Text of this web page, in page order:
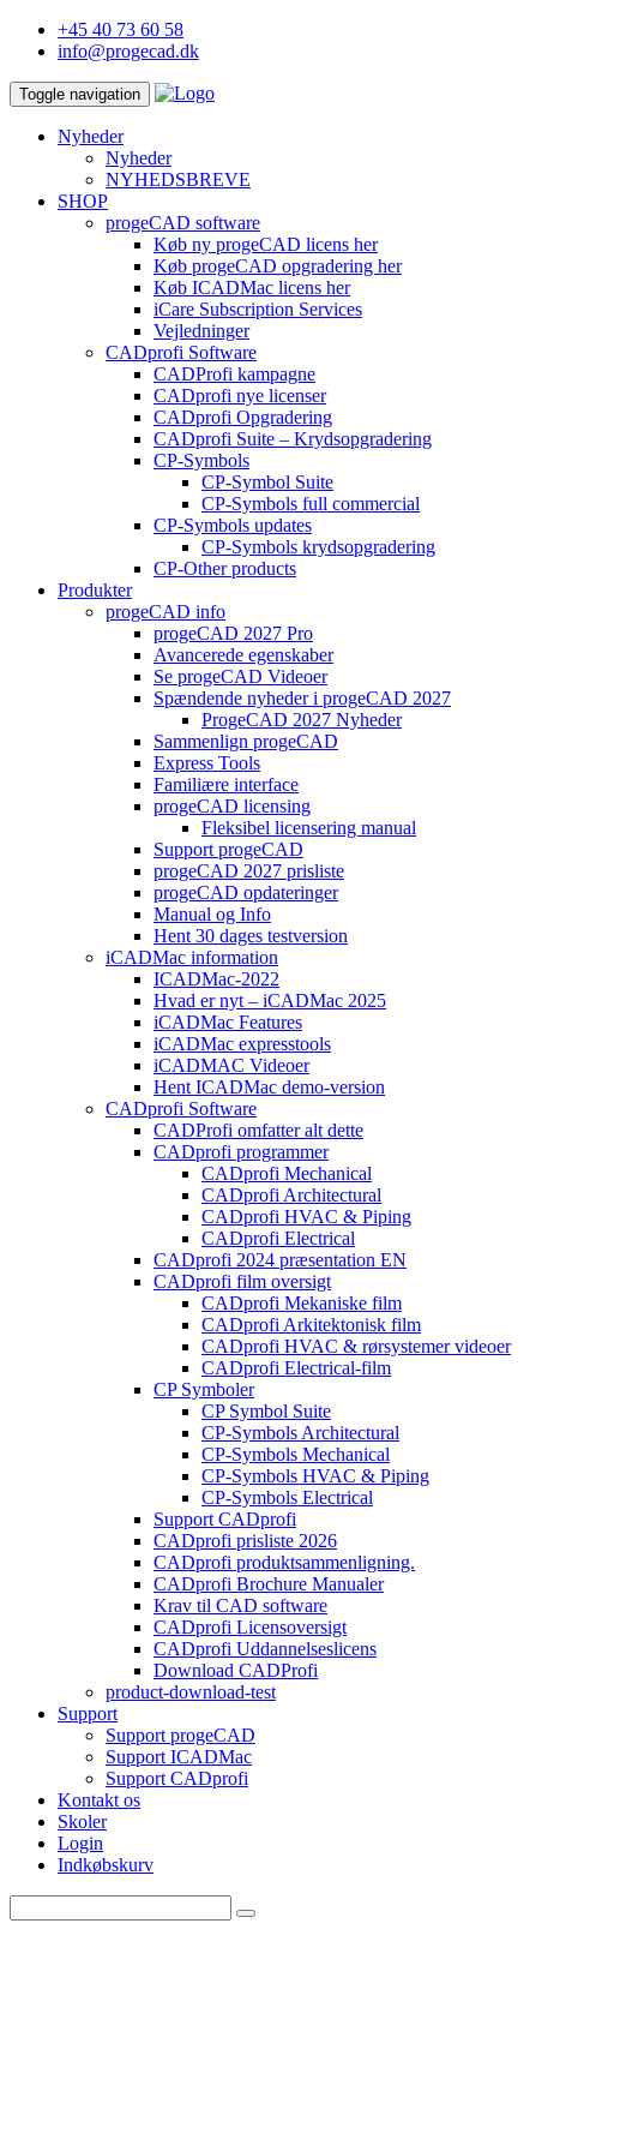
+45 40 73 60 58
info@progecad.dk
Toggle navigation
Nyheder
Nyheder
NYHEDSBREVE
SHOP
progeCAD software
Køb ny progeCAD licens her
Køb progeCAD opgradering her
Køb ICADMac licens her
iCare Subscription Services
Vejledninger
CADprofi Software
CADProfi kampagne
CADprofi nye licenser
CADprofi Opgradering
CADprofi Suite – Krydsopgradering
CP-Symbols
CP-Symbol Suite
CP-Symbols full commercial
CP-Symbols updates
CP-Symbols krydsopgradering
CP-Other products
Produkter
progeCAD info
progeCAD 2027 Pro
Avancerede egenskaber
Se progeCAD Videoer
Spændende nyheder i progeCAD 2027
ProgeCAD 2027 Nyheder
Sammenlign progeCAD
Express Tools
Familiære interface
progeCAD licensing
Fleksibel licensering manual
Support progeCAD
progeCAD 2027 prisliste
progeCAD opdateringer
Manual og Info
Hent 30 dages testversion
iCADMac information
ICADMac-2022
Hvad er nyt – iCADMac 2025
iCADMac Features
iCADMac expresstools
iCADMAC Videoer
Hent ICADMac demo-version
CADprofi Software
CADProfi omfatter alt dette
CADprofi programmer
CADprofi Mechanical
CADprofi Architectural
CADprofi HVAC & Piping
CADprofi Electrical
CADprofi 2024 præsentation EN
CADprofi film oversigt
CADprofi Mekaniske film
CADprofi Arkitektonisk film
CADprofi HVAC & rørsystemer videoer
CADprofi Electrical-film
CP Symboler
CP Symbol Suite
CP-Symbols Architectural
CP-Symbols Mechanical
CP-Symbols HVAC & Piping
CP-Symbols Electrical
Support CADprofi
CADprofi prisliste 2026
CADprofi produktsammenligning.
CADprofi Brochure Manualer
Krav til CAD software
CADprofi Licensoversigt
CADprofi Uddannelseslicens
Download CADProfi
product-download-test
Support
Support progeCAD
Support ICADMac
Support CADprofi
Kontakt os
Skoler
Login
Indkøbskurv